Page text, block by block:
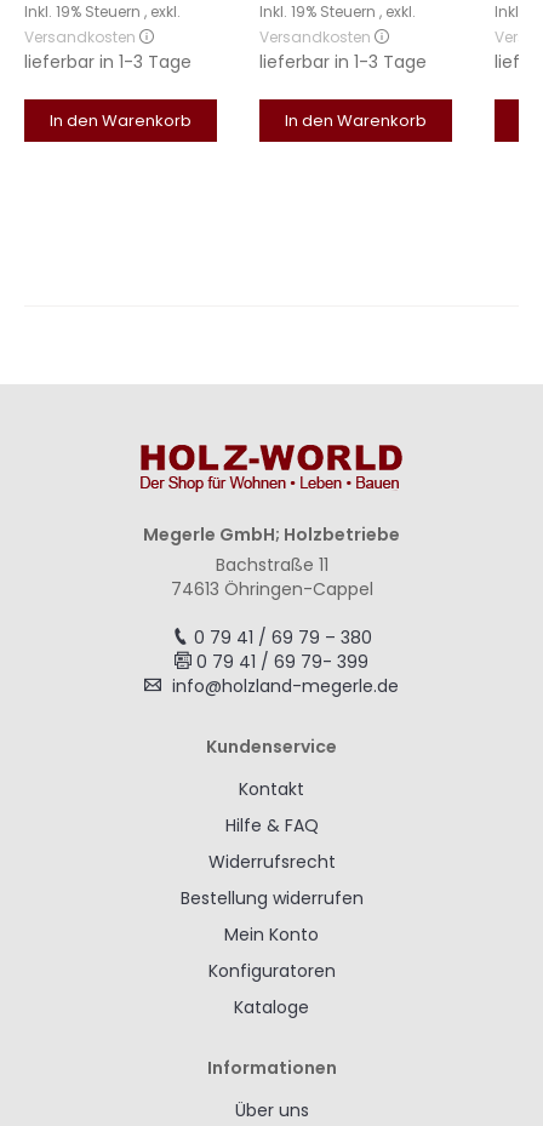
Inkl. 19% Steuern , exkl.
Versandkosten
lieferbar in 1-3 Tage
In den Warenkorb
Inkl. 19% Steuern , exkl.
Versandkosten
lieferbar in 1-3 Tage
In den Warenkorb
Inkl.
Megerle GmbH; Holzbetriebe
Bachstraße 11
74613 Öhringen-Cappel
0 79 41 / 69 79 – 380
0 79 41 / 69 79- 399
info@holzland-megerle.de
Kundenservice
Kontakt
Hilfe & FAQ
Widerrufsrecht
Bestellung widerrufen
Mein Konto
Konfiguratoren
Kataloge
Informationen
Über uns